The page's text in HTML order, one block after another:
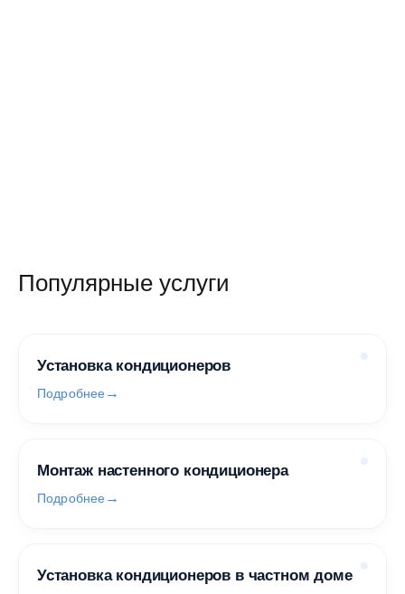
Популярные услуги
Установка кондиционеров
Подробнее
Монтаж настенного кондиционера
Подробнее
Установка кондиционеров в частном доме